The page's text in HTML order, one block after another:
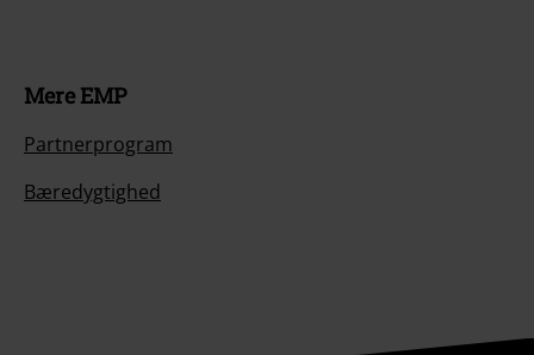
Mere EMP
Partnerprogram
Bæredygtighed